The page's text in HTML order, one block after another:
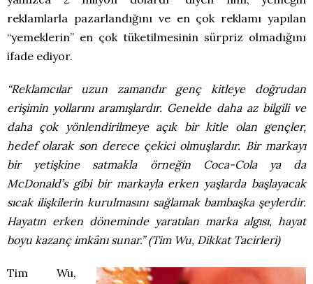
reklamlarla pazarlandığını ve en çok reklamı yapılan
“yemeklerin” en çok tüketilmesinin sürpriz olmadığını
ifade ediyor.
“Reklamcılar uzun zamandır genç kitleye doğrudan
erişimin yollarını aramışlardır. Genelde daha az bilgili ve
daha çok yönlendirilmeye açık bir kitle olan gençler,
hedef olarak son derece çekici olmuşlardır. Bir markayı
bir yetişkine satmakla örneğin Coca-Cola ya da
McDonald’s gibi bir markayla erken yaşlarda başlayacak
sıcak ilişkilerin kurulmasını sağlamak bambaşka şeylerdir.
Hayatın erken döneminde yaratılan marka algısı, hayat
boyu kazanç imkânı sunar.” (Tim Wu, Dikkat Tacirleri)
Tim Wu,